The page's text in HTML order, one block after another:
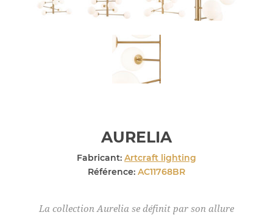
AURELIA
Fabricant: Artcraft lighting
Référence: AC11768BR
La collection Aurelia se définit par son allure